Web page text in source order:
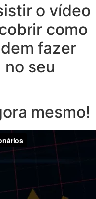
o vídeo
como
fazer
seu
mesmo!